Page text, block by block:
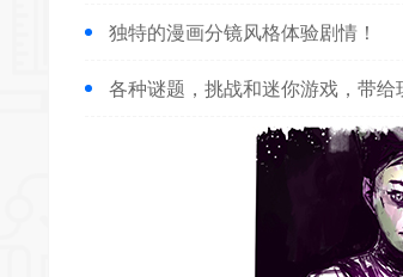
独特的漫画分镜风格体验剧情！
各种谜题，挑战和迷你游戏，带给